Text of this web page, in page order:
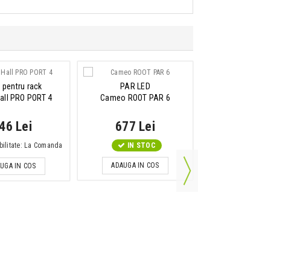
pentru rack
PRO PORT 4
Lei
La Comanda
IN COS
PAR LED
Cameo ROOT PAR 6
677 Lei
IN STOC
ADAUGA IN COS